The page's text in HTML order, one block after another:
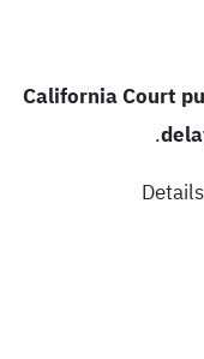
California Court
.